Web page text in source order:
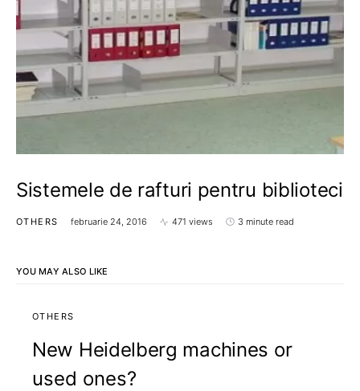
Sistemele de rafturi pentru biblioteci
OTHERS februarie 24, 2016 471 views 3 minute read
YOU MAY ALSO LIKE
OTHERS
New Heidelberg machines or
used ones?